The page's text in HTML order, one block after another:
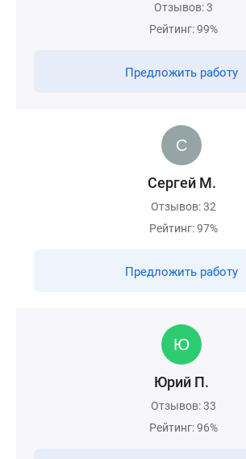
Отзывов: 3
Рейтинг: 99%
Предложить работу
Сергей М.
Отзывов: 32
Рейтинг: 97%
Предложить работу
Юрий П.
Отзывов: 33
Рейтинг: 96%